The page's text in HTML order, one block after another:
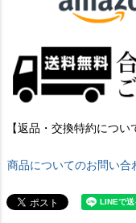
【返品・交換特約につい
商品についてのお問い合